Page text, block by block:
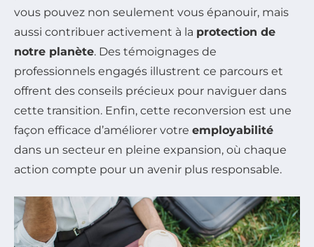
vous pouvez non seulement vous épanouir, mais
aussi contribuer activement à la protection de
notre planète. Des témoignages de
professionnels engagés illustrent ce parcours et
offrent des conseils précieux pour naviguer dans
cette transition. Enfin, cette reconversion est une
façon efficace d’améliorer votre employabilité
dans un secteur en pleine expansion, où chaque
action compte pour un avenir plus responsable.